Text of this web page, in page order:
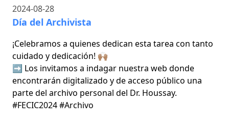
2024-08-28
Día del Archivista
¡Celebramos a quienes dedican esta tarea con tanto
cuidado y dedicación! 🙌🏽
➡️ Los invitamos a indagar nuestra web donde
encontrarán digitalizado y de acceso público una
parte del archivo personal del Dr. Houssay.
#FECIC2024 #Archivo